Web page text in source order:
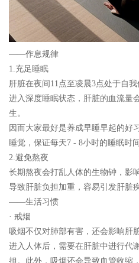
——作息规律
1.充足睡眠
肝脏在夜间11点至凌晨3点处于自
进入深度睡眠状态，肝脏的血流量
生。
因而大家最好是养成早睡早起的好
睡觉，保证每天7 - 8小时的睡眠时间
2.避免熬夜
长期熬夜会打乱人体的生物钟，影
导致肝脏负担加重，容易引发肝脏
——生活习惯
· 戒烟
吸烟不仅对肺部有害，还会影响肝
进入人体后，需要在肝脏中进行代
担。此外，吸烟还会导致血管收缩